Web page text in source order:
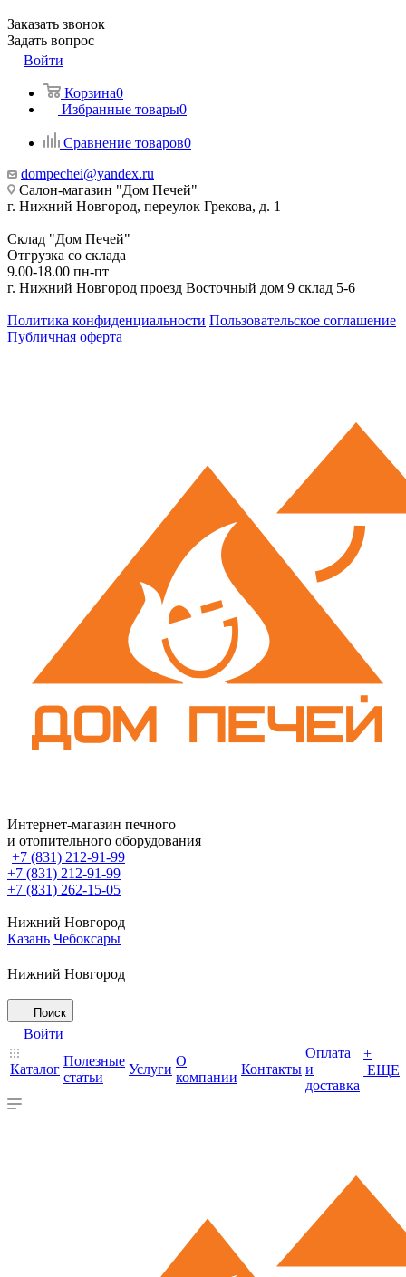
Заказать звонок
Задать вопрос
Войти
Корзина0
Избранные товары0
Сравнение товаров0
dompechei@yandex.ru
Салон-магазин "Дом Печей"
г. Нижний Новгород, переулок Грекова, д. 1
Склад "Дом Печей"
Отгрузка со склада
9.00-18.00 пн-пт
г. Нижний Новгород проезд Восточный дом 9 склад 5-6
Политика конфиденциальности Пользовательское соглашение
Публичная оферта
Интернет-магазин печного
и отопительного оборудования
+7 (831) 212-91-99
+7 (831) 212-91-99
+7 (831) 262-15-05
Нижний Новгород
Казань Чебоксары
Нижний Новгород
Поиск
Войти
Каталог
Полезные
статьи
Услуги
О
компании
Контакты
Оплата
и
доставка
+
ЕЩЕ